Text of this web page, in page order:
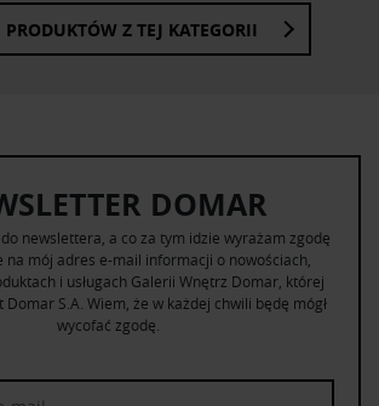
PRODUKTÓW Z TEJ KATEGORII
DOMAR
newslettera, a co za tym idzie wyrażam zgodę
na mój adres e-mail informacji o nowościach,
i usługach Galerii Wnętrz Domar, której
Domar S.A. Wiem, że w każdej chwili będę mógł
wycofać zgodę.